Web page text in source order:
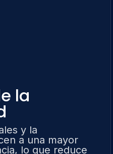
la
y la
a una mayor
lo que reduce